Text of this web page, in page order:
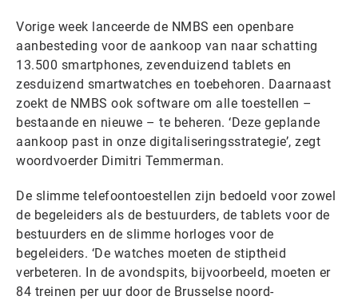
Vorige week lanceerde de NMBS een openbare
aanbesteding voor de aankoop van naar schatting
13.500 smartphones, zevenduizend tablets en
zesduizend smartwatches en toebehoren. Daarnaast
zoekt de NMBS ook software om alle toestellen –
bestaande en nieuwe – te beheren. ‘Deze geplande
aankoop past in onze digitaliseringsstrategie’, zegt
woordvoerder Dimitri Temmerman.
De slimme telefoontoestellen zijn bedoeld voor zowel
de begeleiders als de bestuurders, de tablets voor de
bestuurders en de slimme horloges voor de
begeleiders. ‘De watches moeten de stiptheid
verbeteren. In de avondspits, bijvoorbeeld, moeten er
84 treinen per uur door de Brusselse noord-